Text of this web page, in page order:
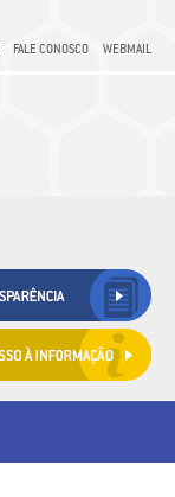
FALE CONOSCO WEBMAIL